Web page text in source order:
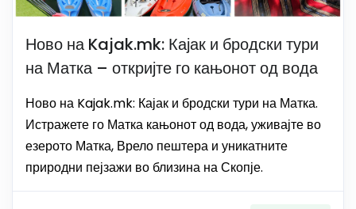
Ново на Kajak.mk: Кајак и бродски тури
на Матка – откријте го кањонот од вода
Ново на Kajak.mk: Кајак и бродски тури на Матка.
Истражете го Матка кањонот од вода, уживајте во
езерото Матка, Врело пештера и уникатните
природни пејзажи во близина на Скопје.